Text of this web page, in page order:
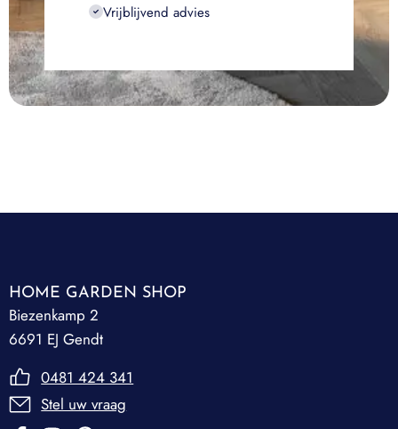
Vrijblijvend advies
HOME GARDEN SHOP
Biezenkamp 2
6691 EJ Gendt
0481 424 341
Stel uw vraag